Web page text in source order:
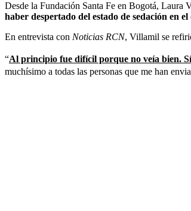
Desde la Fundación Santa Fe en Bogotá, Laura
haber despertado del estado de sedación en
En entrevista con Noticias RCN, Villamil se
“Al principio fue difícil porque no veía bien.
muchísimo a todas las personas que me han